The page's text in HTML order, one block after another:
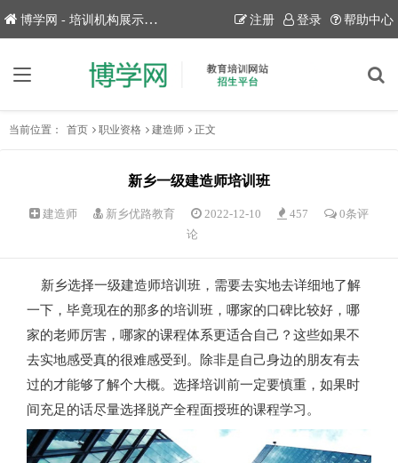
博学网 - 培训机构展示平台！ 注册 登录 帮助中心
当前位置： 首页 职业资格 建造师 正文
新乡一级建造师培训班
建造师 新乡优路教育 2022-12-10 457
0条评
论
新乡选择一级建造师培训班，需要去实地去详细地了解
一下，毕竟现在的那多的培训班，哪家的口碑比较好，哪
家的老师厉害，哪家的课程体系更适合自己？这些如果不
去实地感受真的很难感受到。除非是自己身边的朋友有去
过的才能够了解个大概。选择培训前一定要慎重，如果时
间充足的话尽量选择脱产全程面授班的课程学习。